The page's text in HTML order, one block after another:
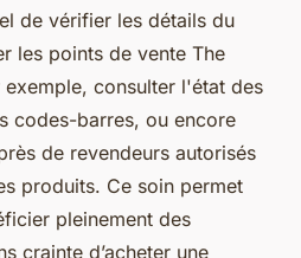
de vérifier les détails du
les points de vente The
consulter l'état des
codes-barres, ou encore
de revendeurs autorisés
produits. Ce soin permet
pleinement des
crainte d’acheter une